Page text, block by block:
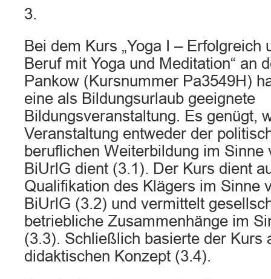
3.
Bei dem Kurs „Yoga I – Erfolgreich
Beruf mit Yoga und Meditation“ an
Pankow (Kursnummer Pa3549H)
eine als Bildungsurlaub geeignete
Bildungsveranstaltung. Es genügt,
Veranstaltung entweder der
beruflichen Weiterbildung im Sinne
BiUrlG dient (3.1). Der Kurs dient
Qualifikation des Klägers im Sinne
BiUrlG (3.2) und vermittelt
betriebliche Zusammenhänge im
(3.3). Schließlich basierte der Kurs
didaktischen Konzept (3.4).